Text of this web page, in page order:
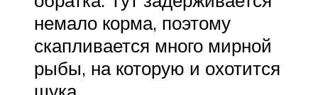
немало корма, поэтому
скапливается много мирной
рыбы, на которую и охотится